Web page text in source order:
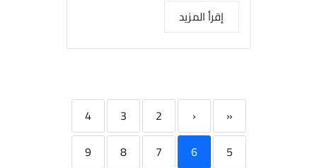
إقرأ المزيد
«
‹
2
3
4
5
6
7
8
9